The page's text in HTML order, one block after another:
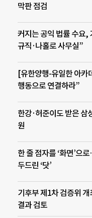
막판 점검
커지는 공익 법률 수요
규직·나홀로 사무실”
[유한양행-유일한 아카
행동으로 연결하라”
한강·허준이도 받은 삼
원
한 줄 점자를 ‘화면’으
두드린 ‘닷’
기후부 제1차 검증위
결과 검토